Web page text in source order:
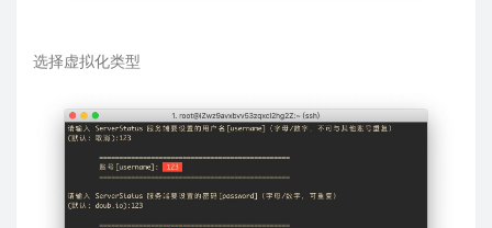
选择虚拟化类型